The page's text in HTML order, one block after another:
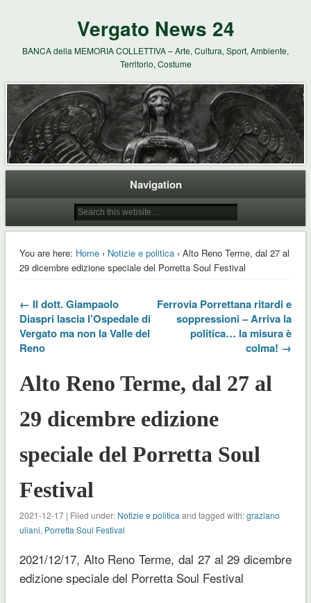
Vergato News 24
BANCA della MEMORIA COLLETTIVA – Arte, Cultura, Sport, Ambiente,
Territorio, Costume
Navigation
You are here: Home› Notizie e politica› Alto Reno Terme, dal 27 al
29 dicembre edizione speciale del Porretta Soul Festival
← Il dott. Giampaolo
Diaspri lascia l’Ospedale di
Vergato ma non la Valle del
Reno
Ferrovia Porrettana ritardi e
soppressioni – Arriva la
politica… la misura è
colma! →
Alto Reno Terme, dal 27 al
29 dicembre edizione
speciale del Porretta Soul
Festival
2021-12-17 | Filed under: Notizie e politica and tagged with:graziano
uliani, Porretta Soul Festival
2021/12/17, Alto Reno Terme, dal 27 al 29 dicembre
edizione speciale del Porretta Soul Festival